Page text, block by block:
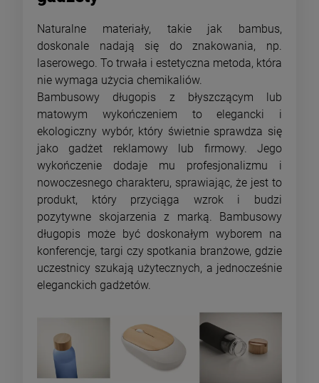
Naturalne materiały, takie jak bambus,
doskonale nadają się do znakowania, np.
laserowego. To trwała i estetyczna metoda, która
nie wymaga użycia chemikaliów.
Bambusowy długopis z błyszczącym lub
matowym wykończeniem to elegancki i
ekologiczny wybór, który świetnie sprawdza się
jako gadżet reklamowy lub firmowy. Jego
wykończenie dodaje mu profesjonalizmu i
nowoczesnego charakteru, sprawiając, że jest to
produkt, który przyciąga wzrok i budzi
pozytywne skojarzenia z marką. Bambusowy
długopis może być doskonałym wyborem na
konferencje, targi czy spotkania branżowe, gdzie
uczestnicy szukają użytecznych, a jednocześnie
eleganckich gadżetów.